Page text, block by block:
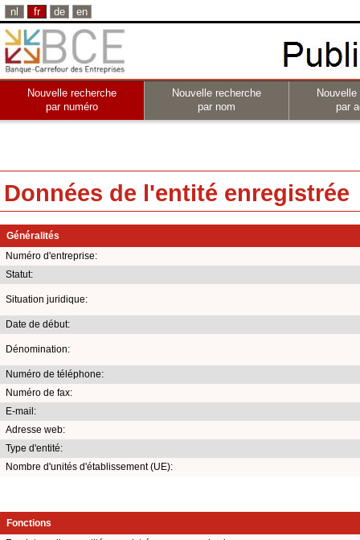
nl fr de en
Nouvelle recherche
par numéro
Nouvelle recherche
par nom
par
Données de l'entité enregistrée
Généralités
Numéro d'entreprise:
Statut:
Situation juridique:
Date de début:
Dénomination:
Numéro de téléphone:
Numéro de fax:
E-mail:
Adresse web:
Type d'entité:
Nombre d'unités d'établissement (UE):
Fonctions